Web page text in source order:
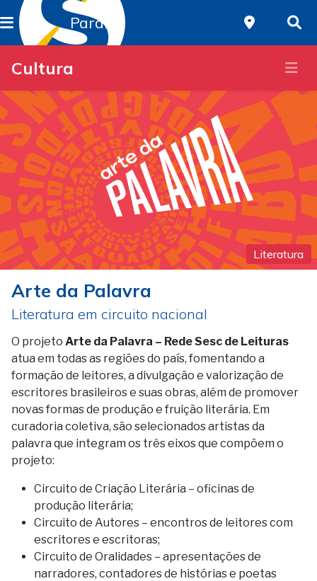
Paraná
Cultura
Literatura
Arte da Palavra
Literatura em circuito nacional
O projeto Arte da Palavra – Rede Sesc de Leituras
atua em todas as regiões do país, fomentando a
formação de leitores, a divulgação e valorização de
escritores brasileiros e suas obras, além de promover
novas formas de produção e fruição literária. Em
curadoria coletiva, são selecionados artistas da
palavra que integram os três eixos que compõem o
projeto:
Circuito de Criação Literária – oficinas de
produção literária;
Circuito de Autores – encontros de leitores com
escritores e escritoras;
Circuito de Oralidades – apresentações de
narradores, contadores de histórias e poetas